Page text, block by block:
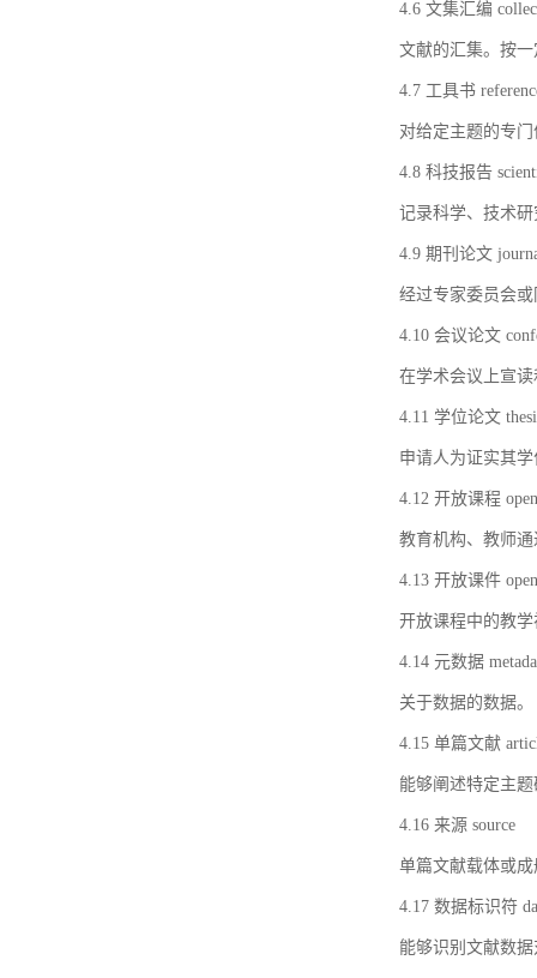
4.6 文集汇编
文献的汇集。按
4.7 工具书
对给定主题的专
4.8 科技报告
记录科学、技术
4.9 期刊论文
经过专家委员会
4.10 会议论文
在学术会议上宣
4.11 学位论文
申请人为证实其
4.12 开放课程
教育机构、教师
4.13 开放课件
开放课程中的教
4.14 元数据
关于数据的数据。
4.15 单篇文献
能够阐述特定主
4.16 来源 source
单篇文献载体或
4.17 数据标识符
能够识别文献数